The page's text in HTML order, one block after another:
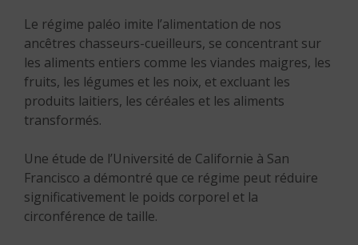
Le régime paléo imite l’alimentation de nos
ancêtres chasseurs-cueilleurs, se concentrant sur
les aliments entiers comme les viandes maigres, les
fruits, les légumes et les noix, et excluant les
produits laitiers, les céréales et les aliments
transformés.
Une étude de l’Université de Californie à San
Francisco a démontré que ce régime peut réduire
significativement le poids corporel et la
circonférence de taille.